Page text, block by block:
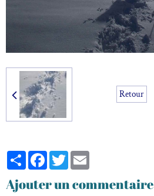
Retour
PartagerFacebook
Twitter
Ajouter un commentaire